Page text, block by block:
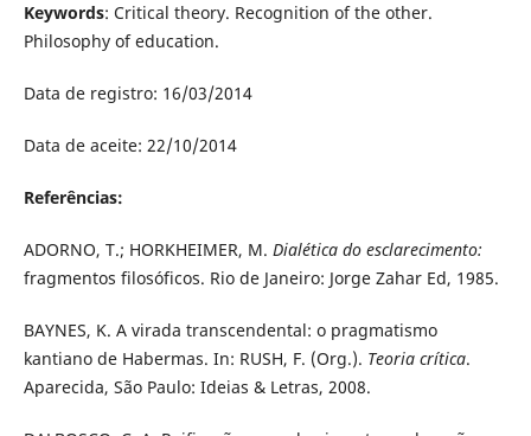
Keywords: Critical theory. Recognition of the other.
Philosophy of education.
Data de registro: 16/03/2014
Data de aceite: 22/10/2014
Referências:
ADORNO, T.; HORKHEIMER, M. Dialética do esclarecimento:
fragmentos filosóficos. Rio de Janeiro: Jorge Zahar Ed, 1985.
BAYNES, K. A virada transcendental: o pragmatismo
kantiano de Habermas. In: RUSH, F. (Org.). Teoria crítica.
Aparecida, São Paulo: Ideias & Letras, 2008.